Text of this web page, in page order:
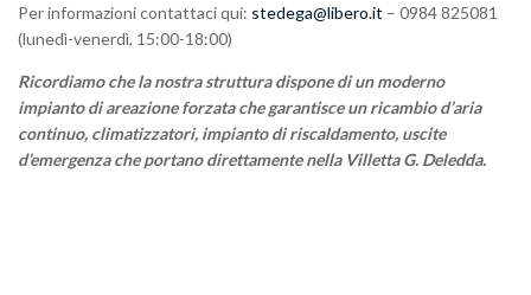
Per informazioni contattaci qui: stedega@libero.it – 0984 825081
(lunedì-venerdì, 15:00-18:00)
Ricordiamo che la nostra struttura dispone di un moderno
impianto di areazione forzata che garantisce un ricambio d’aria
continuo, climatizzatori, impianto di riscaldamento, uscite
d’emergenza che portano direttamente nella Villetta G. Deledda.